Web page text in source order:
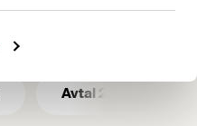
Avtal 2025